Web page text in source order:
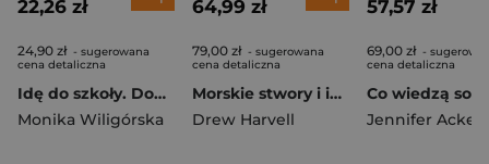
22,26 zł
24,90 zł - sugerowana
cena detaliczna
Idę do szkoły. Dodawanie i odejmowanie. Klasy 1-3
Monika Wiligórska
64,99 zł
79,00 zł - sugerowana
cena detaliczna
Morskie stwory i ich walory
Drew Harvell
57,57 zł
69,00 zł -
cena detaliczna
Co wiedzą
Jennifer